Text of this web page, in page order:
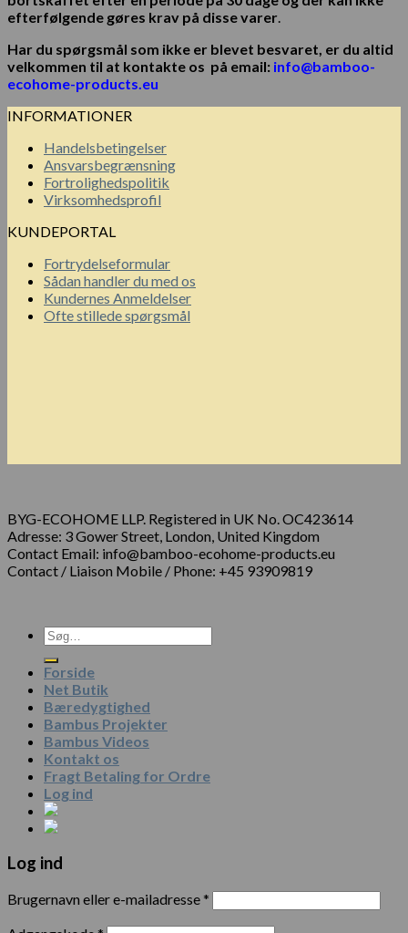
efterfølgende gøres krav på disse varer
Har du spørgsmål som ikke er blevet besvaret, er du altid
velkommen til at kontakte os på email: info@bamboo-
ecohome-products.eu
INFORMATIONER
Handelsbetingelser
Ansvarsbegrænsning
Fortrolighedspolitik
Virksomhedsprofil
KUNDEPORTAL
Fortrydelseformular
Sådan handler du med os
Kundernes Anmeldelser
Ofte stillede spørgsmål
BYG-ECOHOME LLP. Registered in UK No. OC423614
Adresse: 3 Gower Street, London, United Kingdom
Contact Email: info@bamboo-ecohome-products.eu
Contact / Liaison Mobile / Phone: +45 93909819
Forside
Net Butik
Bæredygtighed
Bambus Projekter
Bambus Videos
Kontakt os
Fragt Betaling for Ordre
Log ind
Log ind
Brugernavn eller e-mailadresse*